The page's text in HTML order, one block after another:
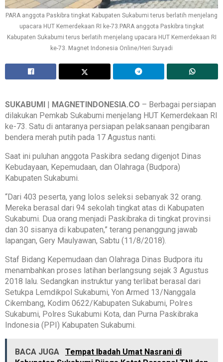
PARA anggota Paskibra tingkat Kabupaten Sukabumi terus berlatih menjelang
upacara HUT Kemerdekaan RI ke-73.PARA anggota Paskibra tingkat
Kabupaten Sukabumi terus berlatih menjelang upacara HUT Kemerdekaan RI
ke-73. Magnet Indonesia Online/Heri Suryadi
SUKABUMI | MAGNETINDONESIA.CO – Berbagai persiapan
dilakukan Pemkab Sukabumi menjelang HUT Kemerdekaan RI
ke-73. Satu di antaranya persiapan pelaksanaan pengibaran
bendera merah putih pada 17 Agustus nanti.
Saat ini puluhan anggota Paskibra sedang digenjot Dinas
Kebudayaan, Kepemudaan, dan Olahraga (Budpora)
Kabupaten Sukabumi.
“Dari 403 peserta, yang lolos seleksi sebanyak 32 orang.
Mereka berasal dari 94 sekolah tingkat atas di Kabupaten
Sukabumi. Dua orang menjadi Paskibraka di tingkat provinsi
dan 30 sisanya di kabupaten,” terang penanggung jawab
lapangan, Gery Maulyawan, Sabtu (11/8/2018).
Staf Bidang Kepemudaan dan Olahraga Dinas Budpora itu
menambahkan proses latihan berlangsung sejak 3 Agustus
2018 lalu. Sedangkan instruktur yang terlibat berasal dari
Setukpa Lemdikpol Sukabumi, Yon Armed 13/Nanggala
Cikembang, Kodim 0622/Kabupaten Sukabumi, Polres
Sukabumi, Polres Sukabumi Kota, dan Purna Paskibraka
Indonesia (PPI) Kabupaten Sukabumi.
BACA JUGA
Tempat Ibadah Umat Nasrani di